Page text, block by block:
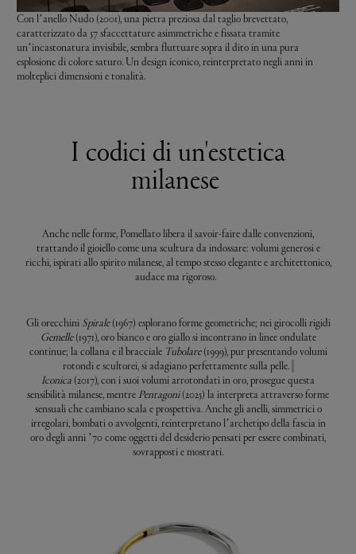
Con l’anello Nudo (2001), una pietra preziosa dal taglio brevettato,
caratterizzato da 57 sfaccettature asimmetriche e fissata tramite
un’incastonatura invisibile, sembra fluttuare sopra il dito in una pura
esplosione di colore saturo. Un design iconico, reinterpretato negli anni in
molteplici dimensioni e tonalità.
I codici di un'estetica
milanese
Anche nelle forme, Pomellato libera il savoir-faire dalle convenzioni,
trattando il gioiello come una scultura da indossare: volumi generosi e
ricchi, ispirati allo spirito milanese, al tempo stesso elegante e architettonico,
audace ma rigoroso.
Gli orecchini Spirale(1967) esplorano forme geometriche; nei girocolli rigidi
Gemelle(1971), oro bianco e oro giallo si incontrano in linee ondulate
continue; la collana e il bracciale Tubolare(1999), pur presentando volumi
rotondi e scultorei, si adagiano perfettamente sulla pelle.
Iconica (2017), con i suoi volumi arrotondati in oro, prosegue questa
sensibilità milanese, mentre Pentagoni(2025) la interpreta attraverso forme
sensuali che cambiano scala e prospettiva. Anche gli anelli, simmetrici o
irregolari, bombati o avvolgenti, reinterpretano l’archetipo della fascia in
oro degli anni ’70 come oggetti del desiderio pensati per essere combinati,
sovrapposti e mostrati.